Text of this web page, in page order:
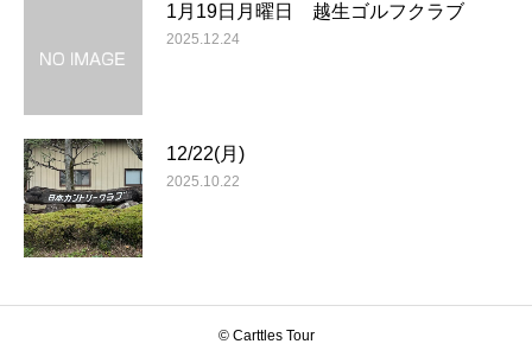
1月19日月曜日 越生ゴルフクラブ
2025.12.24
12/22(月)
2025.10.22
© Carttles Tour